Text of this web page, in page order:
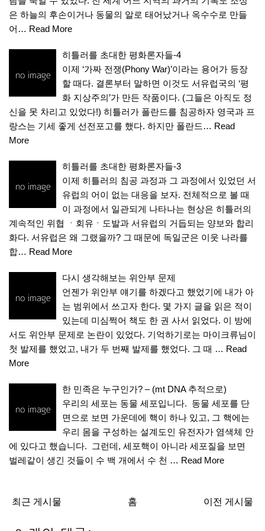
은 하늘의 후손이거나 동물의 알로 태어났거나 옥수수로 만들
어… Read More
히틀러를 초대한 평화론자들-4
이제 ‘가짜 전쟁(Phony War)’이라는 용어가 등장
할 때다. 결론부터 말하면 이것도 서유럽국의 ‘평
화 지상주의’가 만든 작품이다. (그들은 아직도 정
신을 못 차리고 있었다!) 히틀러가 폴란드를 침공하자 영국과 프
랑스는 기세 좋게 선전포고를 했다. 하지만 폴란드… Read
More
히틀러를 초대한 평화론자들-3
이제 히틀러의 침공 과정과 그 과정에서 있었던 서
유럽의 어이 없는 대응을 보자. 전체적으로 볼 때
이 과정에서 일관되게 나타나는 현상은 히틀러의
계속적인 위협 ㆍ회유ㆍ도발과 서유럽의 거듭되는 양보와 합리
화다. 서유럽은 왜 그랬을까? 그 때문에 독일군은 이웃 나라를
합… Read More
다시 생각해보는 위안부 문제
언젠가 위안부 얘기를 하겠다고 했었기에 내가 아
는 범위에서 쓰고자 한다. 몇 가지 글을 읽은 적이
있는데 미심쩍어 책도 한 권 사서 읽었다. 이 방에
서도 위안부 문제로 논란이 있었다. 기억하기로는 마이크류님이
첫 발제를 했었고, 내가 두 번째 발제를 했었다. 그 때 … Read
More
한 민족은 누구인가? – (mt DNA 추적으로)
우리의 세포는 동물 세포입니다. 동물 세포를 단
면으로 보면 가운데에 핵이 하나 있고, 그 핵에는
우리 몸을 구성하는 설계도인 유전자가 염색체 안
에 있다고 했습니다. 그런데, 세포핵이 아니라 세포질을 보면
벌레같이 생긴 것들이 수 백 개에서 수 천 … Read More
최근 게시물 이전 게시물
홈